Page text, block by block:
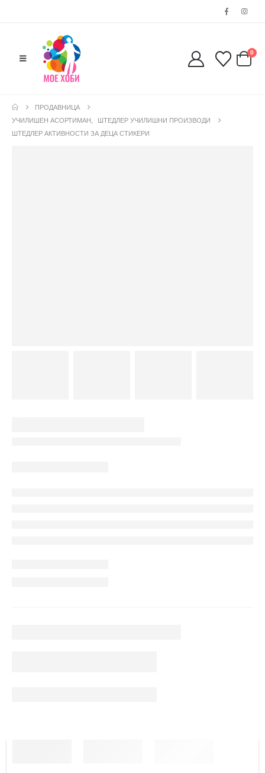
0
ПРОДАВНИЦА
УЧИЛИШЕН АСОРТИМАН
ШТЕДЛЕР УЧИЛИШНИ ПРОИЗВОДИ
ШТЕДЛЕР АКТИВНОСТИ ЗА ДЕЦА СТИКЕРИ